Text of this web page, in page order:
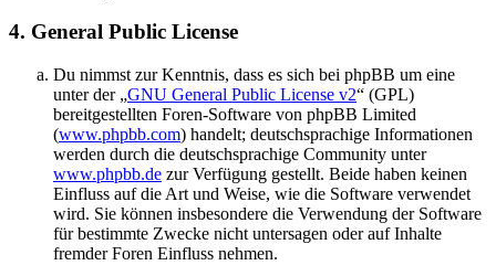
4. General Public License
Du nimmst zur Kenntnis, dass es sich bei phpBB um eine
unter der „GNU General Public License v2“ (GPL)
bereitgestellten Foren-Software von phpBB Limited
(www.phpbb.com) handelt; deutschsprachige Informationen
werden durch die deutschsprachige Community unter
www.phpbb.de zur Verfügung gestellt. Beide haben keinen
Einfluss auf die Art und Weise, wie die Software verwendet
wird. Sie können insbesondere die Verwendung der Software
für bestimmte Zwecke nicht untersagen oder auf Inhalte
fremder Foren Einfluss nehmen.